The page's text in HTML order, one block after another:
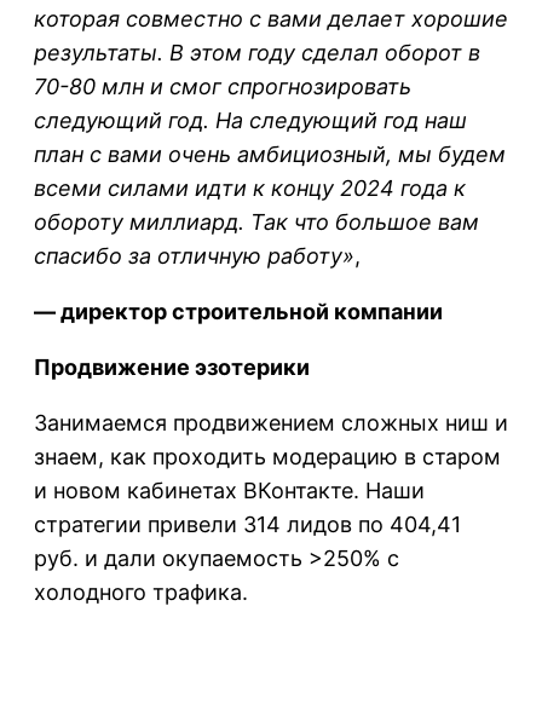
которая совместно с вами делает хорошие
результаты. В этом году сделал оборот в
70-80 млн и смог спрогнозировать
следующий год. На следующий год наш
план с вами очень амбициозный, мы будем
всеми силами идти к концу 2024 года к
обороту миллиард. Так что большое вам
спасибо за отличную работу»,
— директор строительной компании
Продвижение эзотерики
Занимаемся продвижением сложных ниш и
знаем, как проходить модерацию в старом
и новом кабинетах ВКонтакте. Наши
стратегии привели 314 лидов по 404,41
руб. и дали окупаемость >250% с
холодного трафика.